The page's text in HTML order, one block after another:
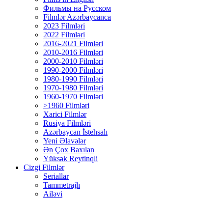
Фильмы на Русском
Filmlər Azərbaycanca
2023 Filmləri
2022 Filmləri
2016-2021 Filmləri
2010-2016 Filmləri
2000-2010 Filmləri
1990-2000 Filmləri
1980-1990 Filmləri
1970-1980 Filmləri
1960-1970 Filmləri
>1960 Filmləri
Xarici Filmlər
Rusiya Filmləri
Azərbaycan İstehsalı
Yeni Əlavələr
Ən Çox Baxılan
Yüksək Reytinqli
Cizgi Filmlər
Seriallar
Tammetrajlı
Ailəvi